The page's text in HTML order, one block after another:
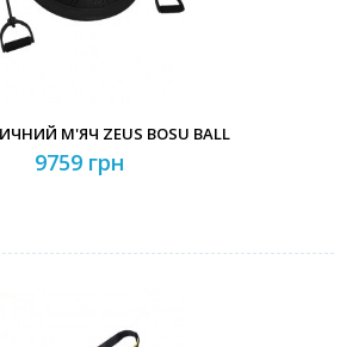
М'ЯЧ ZEUS BOSU BALL
9759 грн